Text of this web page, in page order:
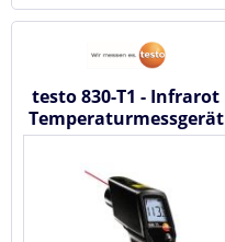
testo 830-T1 - Infrarot
Temperaturmessgerät